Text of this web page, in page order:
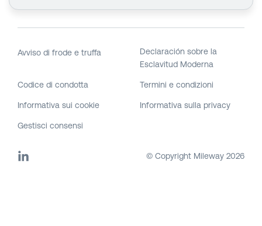
Avviso di frode e truffa
Declaración sobre la
Esclavitud Moderna
Codice di condotta Termini e condizioni
Informativa sui cookie Informativa sulla privacy
Gestisci consensi
© Copyright Mileway 2026